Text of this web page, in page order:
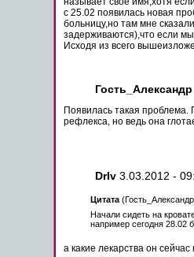
с 25.02 появилась новая
больницу,но там мне
задерживаются),что если
Исходя из всего
Гость_Александр
Появилась такая проблема.
рефлекса, но ведьона
DrIv3.03.2012 -
Цитата
Начали сидеть на
например сегодня 28.02
а какие лекарства он